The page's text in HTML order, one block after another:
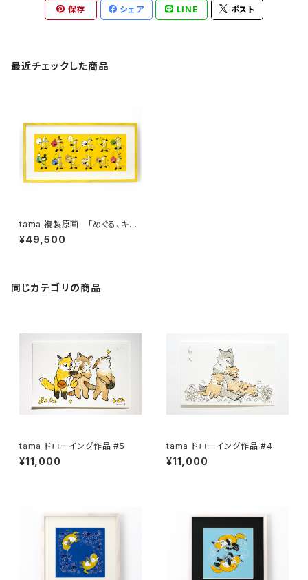
保存 シェア LINE ポスト
最近チェックした商品
tama 複製原画 「めぐる、キツ
ネ」 額付き
¥49,500
同じカテゴリの商品
tama ドローイング作品 #5
¥11,000
tama ドローイング作品 #4
¥11,000